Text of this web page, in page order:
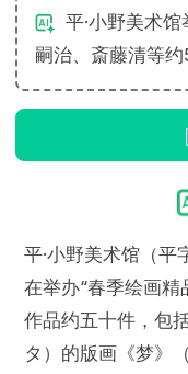
平·小野美术
嗣治、斎藤清等约
平·小野美术馆（平
在举办“春季绘画精
作品约五十件，包
タ）的版画《梦》